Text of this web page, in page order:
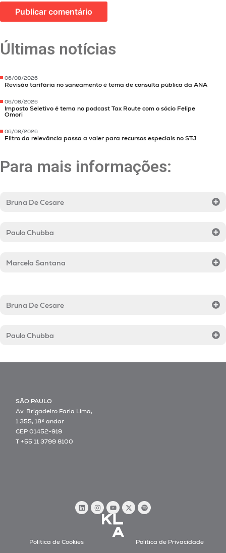
Últimas notícias
06/08/2026
Revisão tarifária no saneamento é tema de consulta pública da ANA
06/08/2026
Imposto Seletivo é tema no podcast Tax Route com o sócio Felipe
Omori
06/08/2026
Filtro da relevância passa a valer para recursos especiais no STJ
Para mais informações:
Bruna De Cesare
Paulo Chubba
Marcela Santana
Bruna De Cesare
Paulo Chubba
SÃO PAULO
Av. Brigadeiro Faria Lima,
1.355, 18º andar
CEP 01452-919
T +55 11 3799 8100
Política de Cookies Política de Privacidade